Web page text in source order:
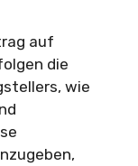
auf
die
wie